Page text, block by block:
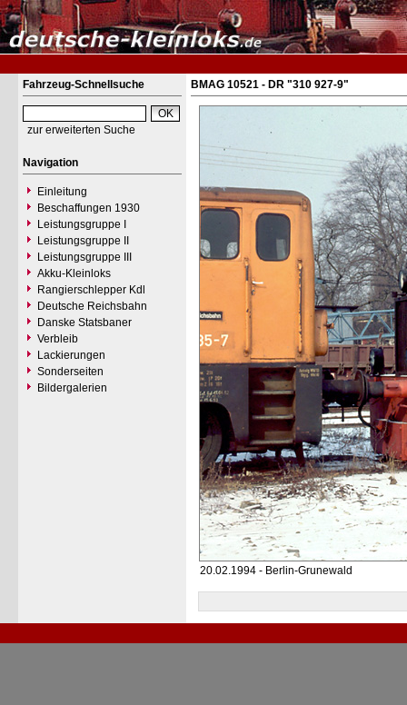
Fahrzeug-Schnellsuche
zur erweiterten Suche
Navigation
Einleitung
Beschaffungen 1930
Leistungsgruppe I
Leistungsgruppe II
Leistungsgruppe III
Akku-Kleinloks
Rangierschlepper Kdl
Deutsche Reichsbahn
Danske Statsbaner
Verbleib
Lackierungen
Sonderseiten
Bildergalerien
BMAG 10521 - DR "310 927-9"
20.02.1994 - Berlin-Grunewald